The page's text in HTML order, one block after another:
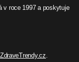
v roce 1997 a poskytuje
ZdraveTrendy.cz.